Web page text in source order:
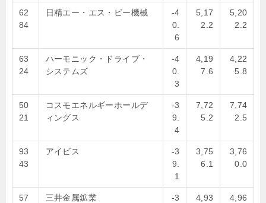
62
84
日精エー・エス・ビー機械
-4
0.
6
5,17
2.2
5,20
2.2
63
24
ハーモニック・ドライブ・
システムズ
-4
0.
3
4,19
7.6
4,22
5.8
50
21
コスモエネルギーホールデ
ィングス
-3
9.
4
7,72
5.2
7,74
2.5
93
43
アイビス
-3
9.
1
3,75
6.1
3,76
0.0
57
三井金属鉱業
-3
4,93
4,96